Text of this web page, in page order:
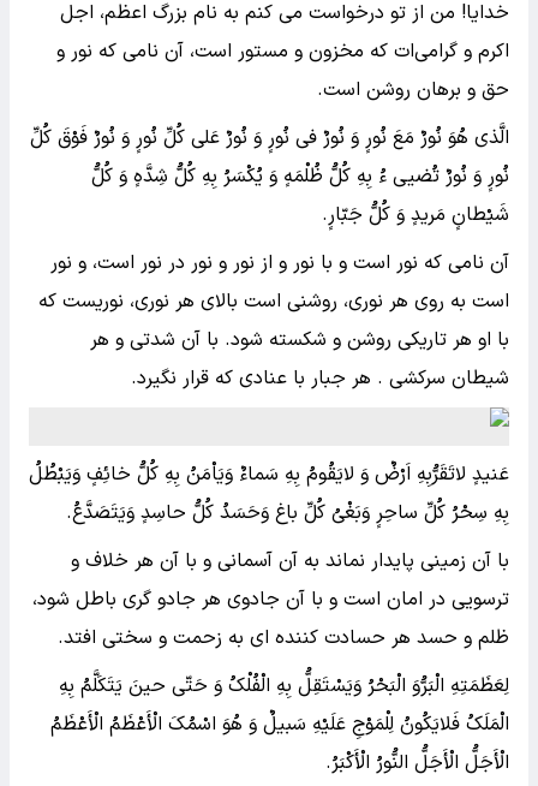
خدایا! من از تو درخواست می کنم به نام بزرگ اعظم، اجل
اکرم و گرامی‌ات که مخزون و مستور است، آن نامی که نور و
حق و برهان روشن است.
الَّذی هُوَ نُورٌ مَعَ نُورٍ وَ نُورٌ فی نُورٍ وَ نُورٌ عَلی کُلِّ نُورٍ وَ نُورٌ فَوْقَ کُلِّ
نُورٍ وَ نُورٌ تُضیی ءُ بِهِ کُلُّ ظُلْمَهٍ وَ یُکْسَرُ بِهِ کُلُّ شِدَّهٍ وَ کُلُّ
شَیْطانٍ مَریدٍ وَ کُلُّ جَبّارٍ.
آن نامی که نور است و با نور و از نور و نور در نور است، و نور
است به روی هر نوری، روشنی است بالای هر نوری، نوریست که
با او هر تاریکی روشن و شکسته شود. با آن شدتی و هر
شیطان سرکشی . هر جبار با عنادی که قرار نگیرد.
عَنیدٍ لاتَقَرُّبِهِ اَرْضٌ وَ لایَقُومُ بِهِ سَماءٌ وَیَاْمَنُ بِهِ کُلُّ خائِفٍ وَیَبْطُلُ
بِهِ سِحْرُ کُلِّ ساحِرٍ وَبَغْیُ کُلِّ باغ وَحَسَدُ کُلُّ حاسِدٍ وَیَتَصَدَّعُ.
با آن زمینی پایدار نماند به آن آسمانی و با آن هر خلاف و
ترسویی در امان است و با آن جادوی هر جادو گری باطل شود،
ظلم و حسد هر حسادت کننده ای به زحمت و سختی افتد.
لِعَظَمَتِهِ الْبَرُّوَ الْبَحْرُ وَیَسْتَقِلُّ بِهِ الْفُلْکُ وَ حَتّی حینَ یَتَکَلَّمُ بِهِ
الْمَلَکُ فَلایَکُونُ لِلْمَوْجِ عَلَیْهِ سَبیلٌ وَ هُوَ اسْمُکَ الْأَعْظَمُ الْأَعْظَمُ
الْأَجَلُّ الْأَجَلُّ النُّورُ الْأَکْبَرُ.